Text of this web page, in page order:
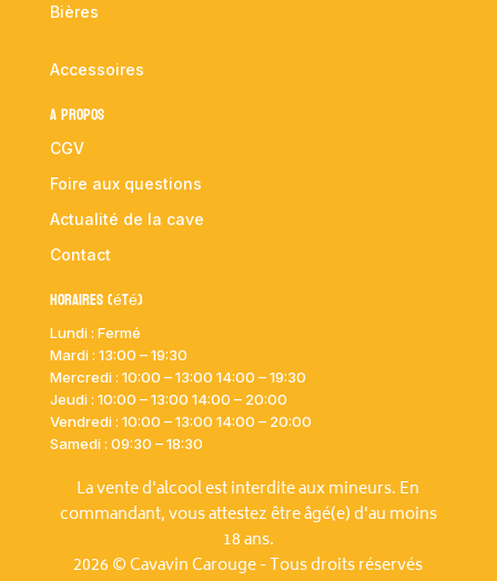
Bières
Accessoires
A propos
CGV
Foire aux questions
Actualité de la cave
Contact
Horaires (été)
Lundi : Fermé
Mardi : 13:00 – 19:30
Mercredi : 10:00 – 13:00 14:00 – 19:30
Jeudi : 10:00 – 13:00 14:00 – 20:00
Vendredi : 10:00 – 13:00 14:00 – 20:00
Samedi : 09:30 – 18:30
La vente d'alcool est interdite aux mineurs. En
commandant, vous attestez être âgé(e) d'au moins
18 ans.
2026 © Cavavin Carouge - Tous droits réservés